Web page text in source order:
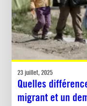
23 juillet, 2025
Quelles
migrant et un